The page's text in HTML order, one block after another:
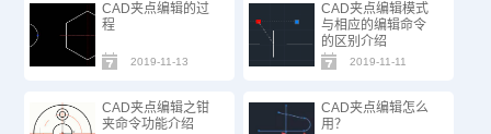
CAD夹点编辑的过
程
2019-11-13
CAD夹点编辑模式
与相应的编辑命令
的区别介绍
2019-11-11
CAD夹点编辑之钳
夹命令功能介绍
CAD夹点编辑怎么
用？